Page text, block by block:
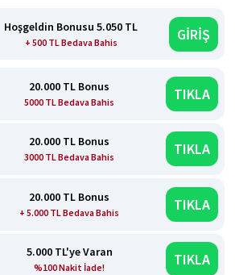
Hoşgeldin Bonusu 5.050 TL
+ 500 TL Bedava Bahis GİRİŞ
20.000 TL Bonus
5000 TL Bedava Bahis TIKLA
20.000 TL Bonus
3000 TL Bedava Bahis TIKLA
20.000 TL Bonus
+ 5.000 TL Bedava Bahis TIKLA
5.000 TL'ye Varan
%100 Nakit İade! TIKLA